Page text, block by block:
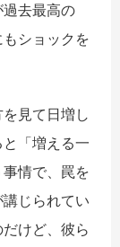
去最高の
ショックを
見て日増し
「増える一
情で、罠を
じられてい
けど、彼ら